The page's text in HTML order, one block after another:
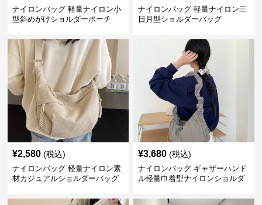
ナイロンバッグ 軽量ナイロン小
型斜めがけショルダーポーチ
ナイロンバッグ 軽量ナイロン三
日月型ショルダーバッグ
¥2,580 (税込)
ナイロンバッグ 軽量ナイロン素
材カジュアルショルダーバッグ
¥3,680 (税込)
ナイロンバッグ ギャザーハンド
ル軽量巾着型ナイロンショルダ